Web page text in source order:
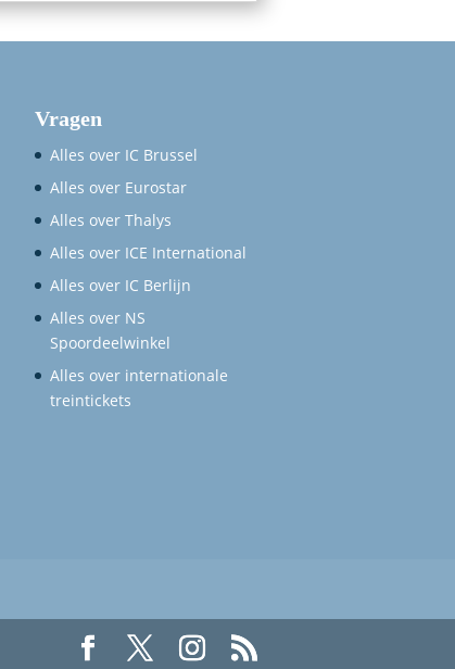
Vragen
Alles over IC Brussel
Alles over Eurostar
Alles over Thalys
Alles over ICE International
Alles over IC Berlijn
Alles over NS
Spoordeelwinkel
Alles over internationale
treintickets